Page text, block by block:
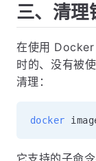
三、清理
在使用 Docker
时的、没有被
清理：
docker